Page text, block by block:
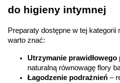
do higieny intymnej
Preparaty dostępne w tej
warto znać:
Utrzymanie prawidłowego
naturalną równowagę flory
Łagodzenie podrażnień –